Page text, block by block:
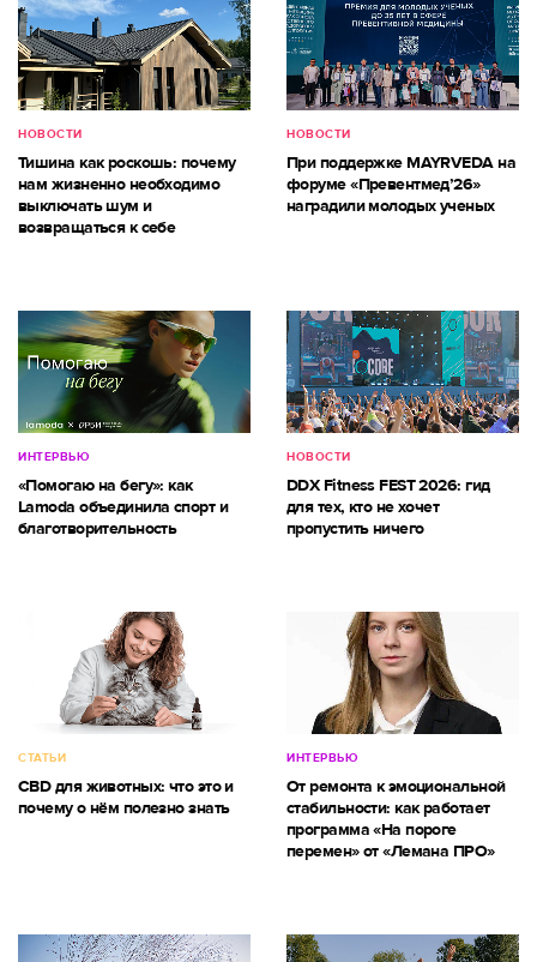
НОВОСТИ
Тишина как роскошь: почему
нам жизненно необходимо
выключать шум и
возвращаться к себе
НОВОСТИ
При поддержке MAYRVEDA на
форуме «Превентмед’26»
наградили молодых ученых
ИНТЕРВЬЮ
«Помогаю на бегу»: как
Lamoda объединила спорт и
благотворительность
НОВОСТИ
DDX Fitness FEST 2026: гид
для тех, кто не хочет
пропустить ничего
СТАТЬИ
CBD для животных: что это и
почему о нём полезно знать
ИНТЕРВЬЮ
От ремонта к эмоциональной
стабильности: как работает
программа «На пороге
перемен» от «Лемана ПРО»